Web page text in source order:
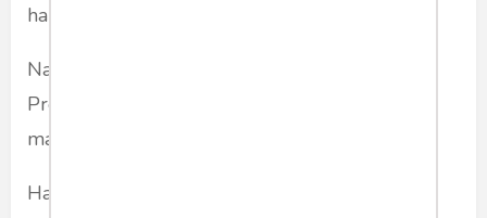
hanya sesaat, lalu meredup.
Narasi yang dibangun mengenai kezaliman
Presiden Jokowi tidak disambut khalayak, atau
malah tidak terbukti.
Hari-hari ini, khalayak kembali disuguhi narasi